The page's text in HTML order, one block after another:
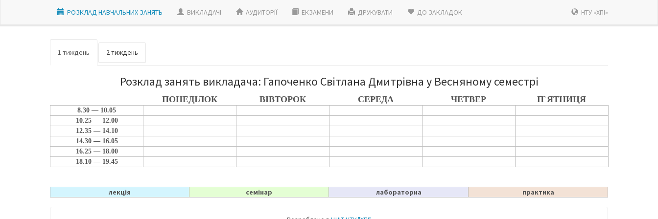
РОЗКЛАД НАВЧАЛЬНИХ ЗАНЯТЬ ВИКЛАДАЧI АУДИТОРІЇ ЕКЗАМЕНИ ДРУКУВАТИ ДО ЗАКЛАДОК НТУ «ХПІ»
1 тиждень 2 тиждень
Розклад занять викладача: Гапоченко Світлана Дмитрівна у Весняному семестрі
ПОНЕДІЛОК ВІВТОРОК СЕРЕДА ЧЕТВЕР П`ЯТНИЦЯ
8.30 — 10.05
10.25 — 12.00
12.35 — 14.10
14.30 — 16.05
16.25 — 18.00
18.10 — 19.45
лекція семінар лабораторна практика